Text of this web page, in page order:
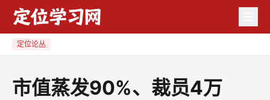
90%、
定位论丛
市值蒸发90%、裁员4万